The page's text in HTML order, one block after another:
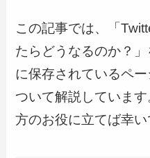
この記事では、「
たらどうなるのか？
に保存されているペ
ついて解説していま
方のお役に立てば幸い